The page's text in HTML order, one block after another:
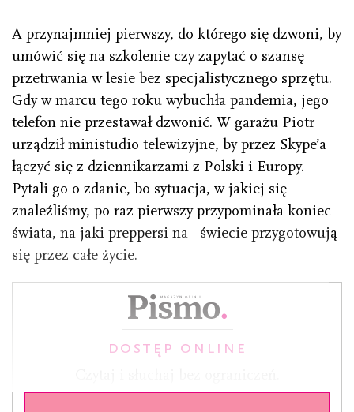
A przynajmniej pierwszy, do którego się dzwoni, by
umówić się na szkolenie czy zapytać o szansę
przetrwania w lesie bez specjalistycznego sprzętu.
Gdy w marcu tego roku wybuchła pandemia, jego
telefon nie przestawał dzwonić. W garażu Piotr
urządził ministudio telewizyjne, by przez Skype’a
łączyć się z dziennikarzami z Polski i Europy.
Pytali go o zdanie, bo sytuacja, w jakiej się
znaleźliśmy, po raz pierwszy przypominała koniec
świata, na jaki preppersi na
świecie przygotowują
się przez całe życie.
DOSTĘP ONLINE